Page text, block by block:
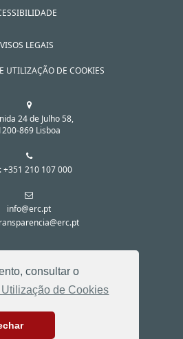
consultar o
de Cookies
LEGAIS
UTILIZAÇÃO DE COOKIES
24 de Julho 58,
869 Lisboa
+351 210 107 000
info@erc.pt